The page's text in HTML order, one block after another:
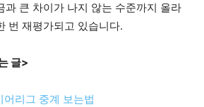
과 큰 차이가 나지 않는 수준까지 올라
번 재평가되고 있습니다.
글>
리그 중계 보는법